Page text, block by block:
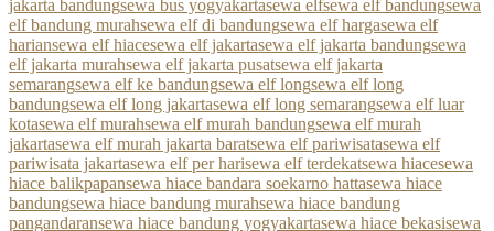
jakarta bandungsewa bus yogyakartasewa elfsewa elf bandungsewa
elf bandung murahsewa elf di bandungsewa elf hargasewa elf
hariansewa elf hiacesewa elf jakartasewa elf jakarta bandungsewa
elf jakarta murahsewa elf jakarta pusatsewa elf jakarta
semarangsewa elf ke bandungsewa elf longsewa elf long
bandungsewa elf long jakartasewa elf long semarangsewa elf luar
kotasewa elf murahsewa elf murah bandungsewa elf murah
jakartasewa elf murah jakarta baratsewa elf pariwisatasewa elf
pariwisata jakartasewa elf per harisewa elf terdekatsewa hiacesewa
hiace balikpapansewa hiace bandara soekarno hattasewa hiace
bandungsewa hiace bandung murahsewa hiace bandung
pangandaransewa hiace bandung yogyakartasewa hiace bekasisewa